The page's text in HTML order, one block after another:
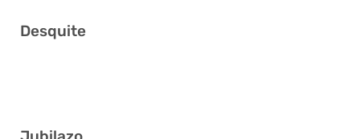
Desquite